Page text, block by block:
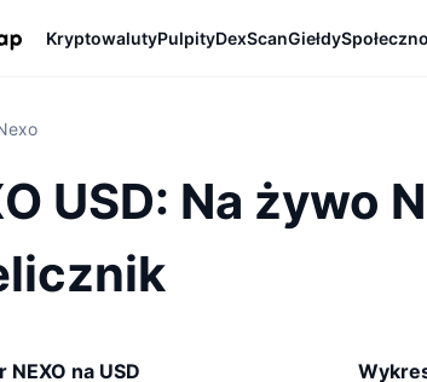
KryptowalutyPulpityDexScanGiełdy
USD: Na żywo
na USD